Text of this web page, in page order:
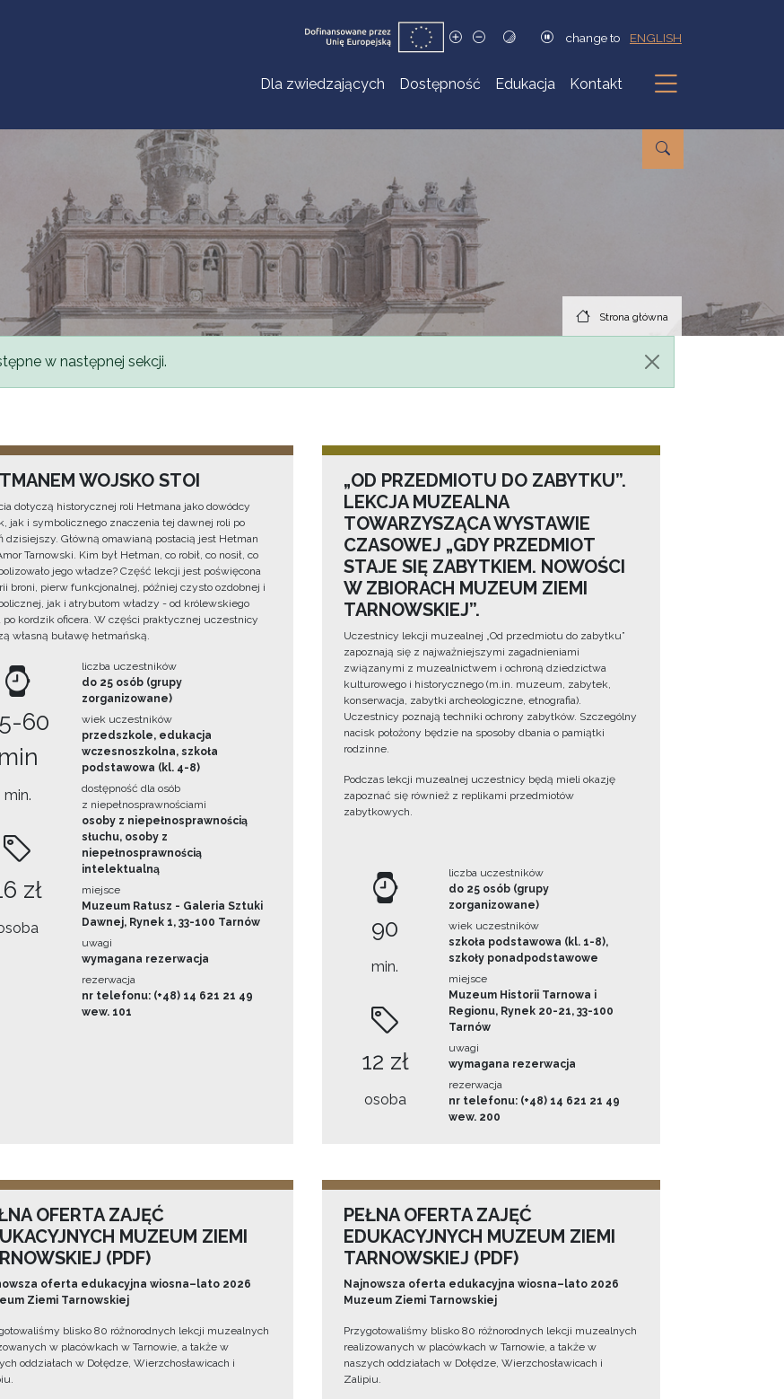
change to ENGLISH
Dla zwiedzających Dostępność Edukacja Kontakt
Podmenu
Strona główna
w następnej sekcji.
WOJSKO STOI
dotyczą historycznej roli Hetmana jako dowódcy
jak i symbolicznego znaczenia tej dawnej roli po
dzisiejszy. Główną omawianą postacią jest Hetman
Tarnowski. Kim był Hetman, co robił, co nosił, co
jego władze? Część lekcji jest poświęcona
broni, pierw funkcjonalnej, później czysto ozdobnej i
jak i atrybutom władzy - od królewskiego
po kordzik oficera. W części praktycznej uczestnicy
własną buławę hetmańską.
60
min
min.
zł
liczba uczestników
do 25 osób (grupy
zorganizowane)
wiek uczestników
przedszkole, edukacja
wczesnoszkolna, szkoła
podstawowa (kl. 4-8)
dostępność dla osób
z niepełnosprawnościami
osoby z niepełnosprawnością
słuchu, osoby z
niepełnosprawnością
intelektualną
miejsce
Muzeum Ratusz - Galeria Sztuki
Dawnej, Rynek 1, 33-100 Tarnów
uwagi
wymagana rezerwacja
rezerwacja
nr telefonu: (+48) 14 621 21 49
wew. 101
„OD PRZEDMIOTU DO ZABYTKU”.
LEKCJA MUZEALNA
TOWARZYSZĄCA WYSTAWIE
CZASOWEJ „GDY PRZEDMIOT
STAJE SIĘ ZABYTKIEM. NOWOŚCI
W ZBIORACH MUZEUM ZIEMI
TARNOWSKIEJ”.
Uczestnicy lekcji muzealnej „Od przedmiotu do zabytku”
zapoznają się z najważniejszymi zagadnieniami
związanymi z muzealnictwem i ochroną dziedzictwa
kulturowego i historycznego (m.in. muzeum, zabytek,
konserwacja, zabytki archeologiczne, etnografia).
Uczestnicy poznają techniki ochrony zabytków. Szczególny
nacisk położony będzie na sposoby dbania o pamiątki
rodzinne.
Podczas lekcji muzealnej uczestnicy będą mieli okazję
zapoznać się również z replikami przedmiotów
zabytkowych.
90
min.
12 zł
osoba
liczba uczestników
do 25 osób (grupy
zorganizowane)
wiek uczestników
szkoła podstawowa (kl. 1-8),
szkoły ponadpodstawowe
miejsce
Muzeum Historii Tarnowa i
Regionu, Rynek 20-21, 33-100
Tarnów
uwagi
wymagana rezerwacja
rezerwacja
nr telefonu: (+48) 14 621 21 49
wew. 200
OFERTA ZAJĘĆ
MUZEUM ZIEMI
(PDF)
oferta edukacyjna wiosna–lato 2026
Ziemi Tarnowskiej
blisko 80 różnorodnych lekcji muzealnych
w placówkach w Tarnowie, a także w
oddziałach w Dołędze, Wierzchosławicach i
PEŁNA OFERTA ZAJĘĆ
EDUKACYJNYCH MUZEUM ZIEMI
TARNOWSKIEJ (PDF)
Najnowsza oferta edukacyjna wiosna–lato 2026
Muzeum Ziemi Tarnowskiej
Przygotowaliśmy blisko 80 różnorodnych lekcji muzealnych
realizowanych w placówkach w Tarnowie, a także w
naszych oddziałach w Dołędze, Wierzchosławicach i
Zalipiu.